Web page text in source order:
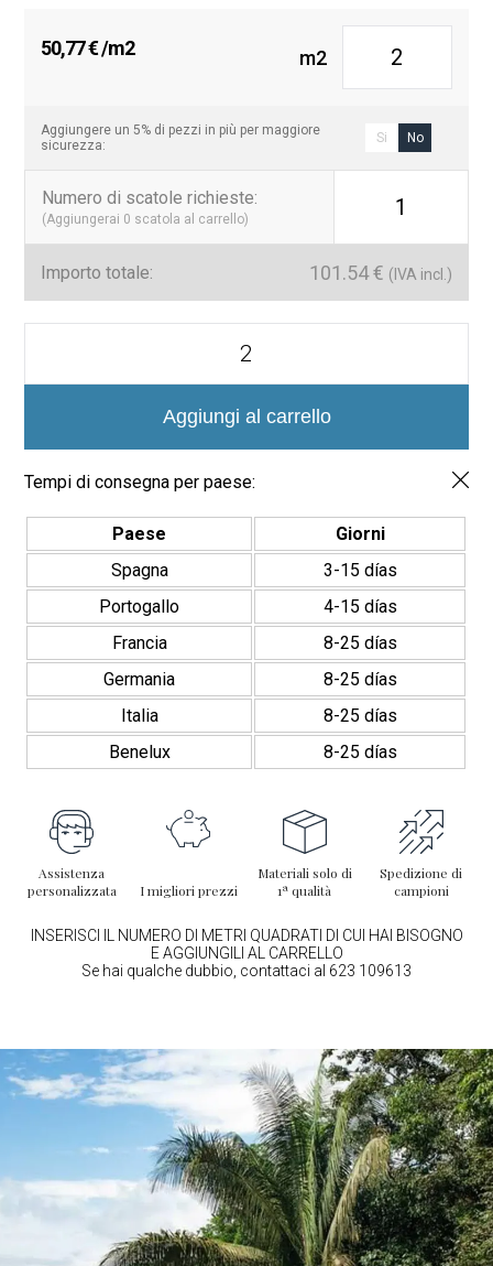
pavimenti e pareti di qualsiasi stanza o ambiente
LaSerie Lagoon Mosaico 5×5 Tikalè la scelta ideale per chi
cerca di trasformare i propri spazi con eleganza e durata.
50,77€/m2 m2
Aggiungere un 5% di pezzi in più per maggiore
sicurezza:
Si No
Numero di scatole richieste:
(Aggiungerai 0 scatola al carrello) 1
Importo totale: 101.54 € (IVA incl.)
Aggiungi al carrello
Tempi di consegna per paese:
Paese
Giorni
Spagna
3-15 días
Portogallo
4-15 días
Francia
8-25 días
Germania
8-25 días
Italia
8-25 días
Benelux
8-25 días
Assistenza
personalizzata
I migliori prezzi
Materiali solo di
1ª qualità
Spedizione di
campioni
INSERISCI IL NUMERO DI METRI QUADRATI DI CUI HAI BISOGNO
E AGGIUNGILI AL CARRELLO
Se hai qualche dubbio, contattaci al 623 109613